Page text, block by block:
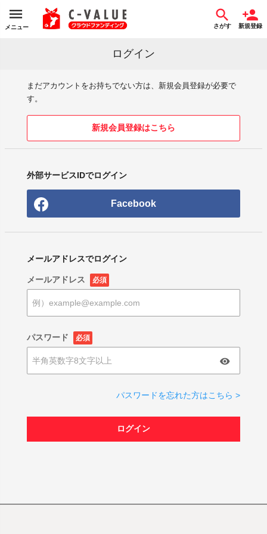
メニュー さがす 新規登録
ログイン
まだアカウントをお持ちでない方は、新規会員登録が必要で
す。
新規会員登録はこちら
外部サービスIDでログイン
Facebook
メールアドレスでログイン
メールアドレス 必須
パスワード 必須
パスワードを忘れた方はこちら >
ログイン